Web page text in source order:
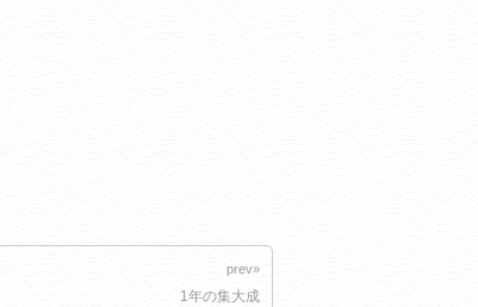
prev»
1年の集大成